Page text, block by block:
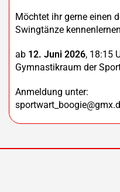
Möchtet ihr gerne einen
Swingtänze
ab 12. Juni 2026, 18:15
Gymnastikraum der
Anmeldung unter: